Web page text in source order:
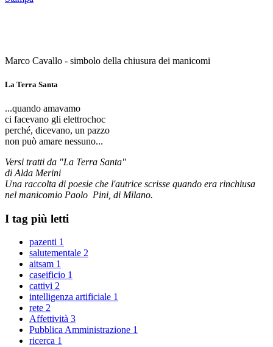
Marco Cavallo - simbolo della chiusura dei manicomi
La Terra Santa
...quando amavamo
ci facevano gli elettrochoc
perché, dicevano, un pazzo
non può amare nessuno...
Versi tratti da "La Terra Santa"
di Alda Merini
Una raccolta di poesie che l'autrice scrisse quando era rinchiusa
nel manicomio Paolo Pini, di Milano.
I tag più letti
pazenti 1
salutementale 2
aitsam 1
caseificio 1
cattivi 2
intelligenza artificiale 1
rete 2
Affettività 3
Pubblica Amministrazione 1
ricerca 1